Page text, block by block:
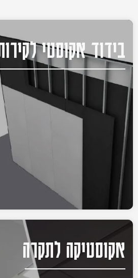
בידוד אקוסטי
אקוסטיקה לתקרה